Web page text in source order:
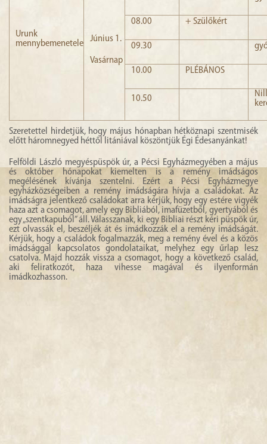
Urunk
mennybemenetele
Június 1.
Vasárnap
08.00 + Szülőkért
09.30
10.00 PLÉBÁNOS
10.50
Szeretettel hirdetjük, hogy május hónapban hétköznapi szentmisék
előtt háromnegyed héttől litániával köszöntjük Égi Édesanyánkat!
Felföldi László megyéspüspök úr, a Pécsi Egyházmegyében a május
és október hónapokat kiemelten is a remény imádságos
megélésének kívánja szentelni. Ezért a Pécsi Egyházmegye
egyházközségeiben a remény imádságára hívja a családokat. Az
imádságra jelentkező családokat arra kérjük, hogy egy estére vigyék
haza azt a csomagot, amely egy Bibliából, imafüzetből, gyertyából és
egy „szentkapuból” áll. Válasszanak, ki egy Bibliai részt kéri püspök úr,
ezt olvassák el, beszéljék át és imádkozzák el a remény imádságát.
Kérjük, hogy a családok fogalmazzák, meg a remény ével és a közös
imádsággal kapcsolatos gondolataikat, melyhez egy űrlap lesz
csatolva. Majd hozzák vissza a csomagot, hogy a következő család,
aki feliratkozót, haza vihesse magával és ilyenformán
imádkozhasson.